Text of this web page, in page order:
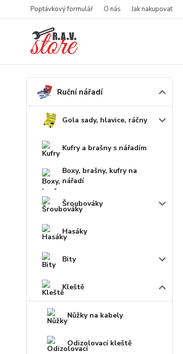
Poptávkový formulář O nás Jak nakupovat
Ruční nářadí
Gola sady, hlavice, ráčny
Kufry a brašny s nářadím
Boxy, brašny, kufry na
nářadí
Šroubováky
Hasáky
Bity
Kleště
Nůžky na kabely
Odizolovací kleště